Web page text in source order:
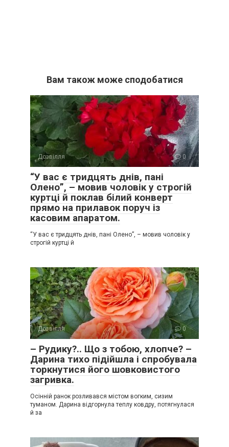
Вам також може сподобатися
Дозвілля 0
“У вас є тридцять днів, пані
Олено”, – мовив чоловік у строгій
куртці й поклав білий конверт
прямо на прилавок поруч із
касовим апаратом.
“У вас є тридцять днів, пані Олено”, – мовив чоловік у
строгій куртці й
Дозвілля 0
– Рудику?.. Що з тобою, хлопче? –
Дарина тихо підійшла і спробувала
торкнутися його шовковистого
загривка.
Осінній ранок розливався містом вогким, сизим
туманом. Дарина відгорнула теплу ковдру, потягнулася
й за